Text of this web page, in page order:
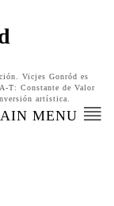
Vicjes Gonród es
T: Constante de Valor
artística.
MENU